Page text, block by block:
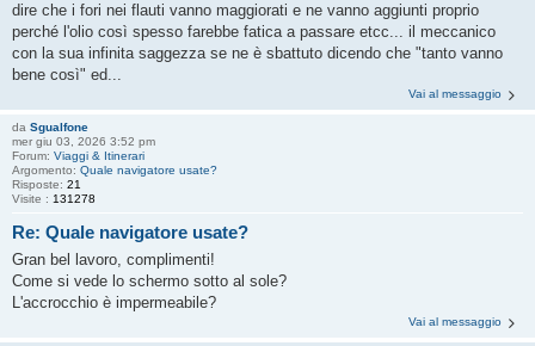
dire che i fori nei flauti vanno maggiorati e ne vanno aggiunti proprio
perché l'olio così spesso farebbe fatica a passare etcc... il meccanico
con la sua infinita saggezza se ne è sbattuto dicendo che "tanto vanno
bene così" ed...
Vai al messaggio
da Sgualfone
mer giu 03, 2026 3:52 pm
Forum: Viaggi & Itinerari
Argomento: Quale navigatore usate?
Risposte: 21
Visite : 131278
Re: Quale navigatore usate?
Gran bel lavoro, complimenti!
Come si vede lo schermo sotto al sole?
L'accrocchio è impermeabile?
Vai al messaggio